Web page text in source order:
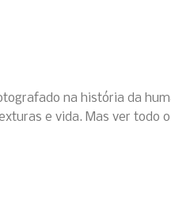
na história da
e vida. Mas ver todo